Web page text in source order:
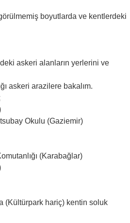
boyutlarda ve kentlerdeki
askeri alanların yerlerini ve
askeri arazilere bakalım.
Okulu (Gaziemir)
(Karabağlar)
(Kültürpark hariç) kentin soluk